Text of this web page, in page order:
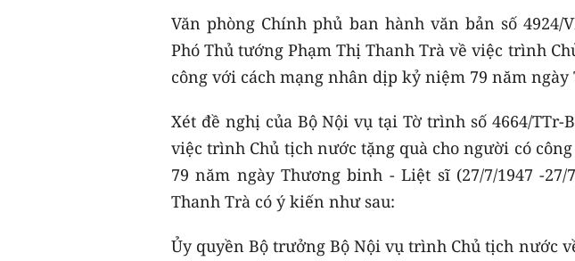
Văn phòng Chính phủ ban hành văn bản số 4924/
Phó Thủ tướng Phạm Thị Thanh Trà về việc trình
công với cách mạng nhân dịp kỷ niệm 79 năm
Xét đề nghị của Bộ Nội vụ tại Tờ trình số 4664/TTr-
việc trình Chủ tịch nước tặng quà cho người có
79 năm ngày Thương binh - Liệt sĩ (27/7/1947 -27/
Thanh Trà có ý kiến như sau:
Ủy quyền Bộ trưởng Bộ Nội vụ trình Chủ tịch nước